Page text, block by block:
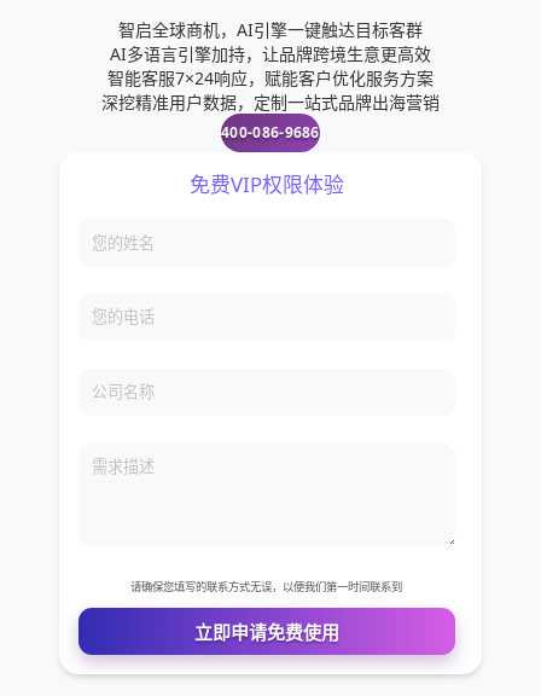
智启全球商机，AI引擎一键触达目标客群
AI多语言引擎加持，让品牌跨境生意更高效
智能客服7×24响应，赋能客户优化服务方案
深挖精准用户数据，定制一站式品牌出海营销
400-086-9686